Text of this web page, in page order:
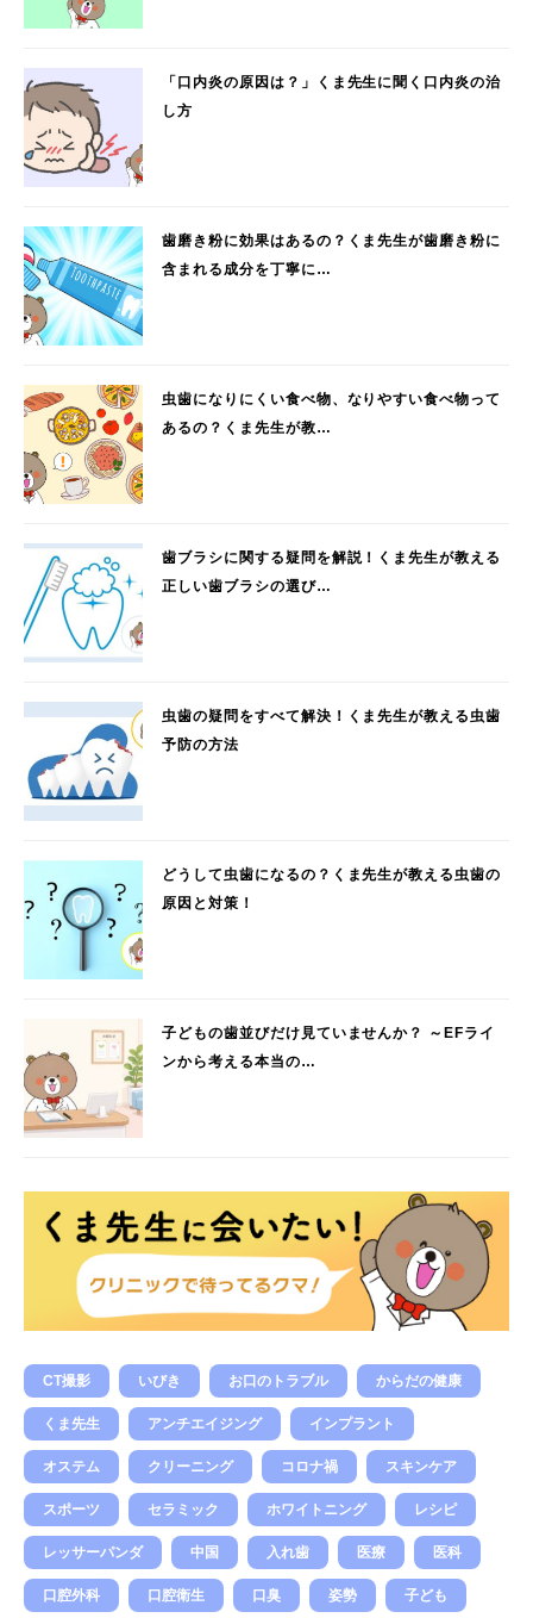
「口内炎の原因は？」くま先生に聞く口内炎の治
し方
歯磨き粉に効果はあるの？くま先生が歯磨き粉に
含まれる成分を丁寧に…
虫歯になりにくい食べ物、なりやすい食べ物って
あるの？くま先生が教…
歯ブラシに関する疑問を解説！くま先生が教える
正しい歯ブラシの選び…
虫歯の疑問をすべて解決！くま先生が教える虫歯
予防の方法
どうして虫歯になるの？くま先生が教える虫歯の
原因と対策！
子どもの歯並びだけ見ていませんか？ ～EFライ
ンから考える本当の…
CT撮影 いびき お口のトラブル からだの健康
くま先生 アンチエイジング インプラント
オステム クリーニング コロナ禍 スキンケア
スポーツ セラミック ホワイトニング レシピ
レッサーパンダ 中国 入れ歯 医療 医科
口腔外科 口腔衛生 口臭 姿勢 子ども